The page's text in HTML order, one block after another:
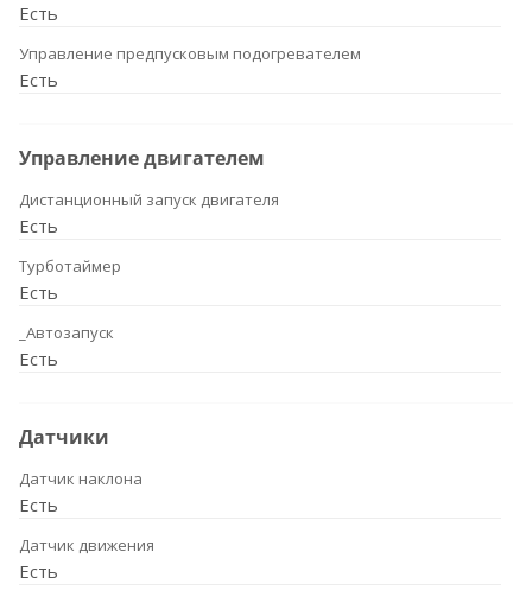
Есть
Управление предпусковым подогревателем
Есть
Управление двигателем
Дистанционный запуск двигателя
Есть
Турботаймер
Есть
_Автозапуск
Есть
Датчики
Датчик наклона
Есть
Датчик движения
Есть